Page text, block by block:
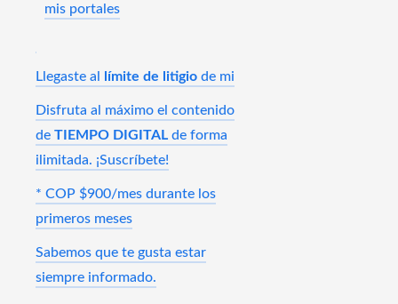
mis portales
Llegaste al límite de litigio de mi
Disfruta al máximo el contenido
de TIEMPO DIGITAL de forma
ilimitada. ¡Suscríbete!
* COP $900/mes durante los
primeros meses
Sabemos que te gusta estar
siempre informado.